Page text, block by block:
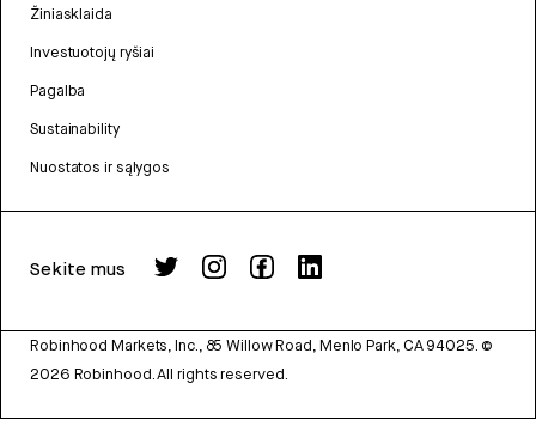
Žiniasklaida
Investuotojų ryšiai
Pagalba
Sustainability
Nuostatos ir sąlygos
Sekite mus
Robinhood Markets, Inc., 85 Willow Road, Menlo Park, CA 94025. ©
2026 Robinhood. All rights reserved.